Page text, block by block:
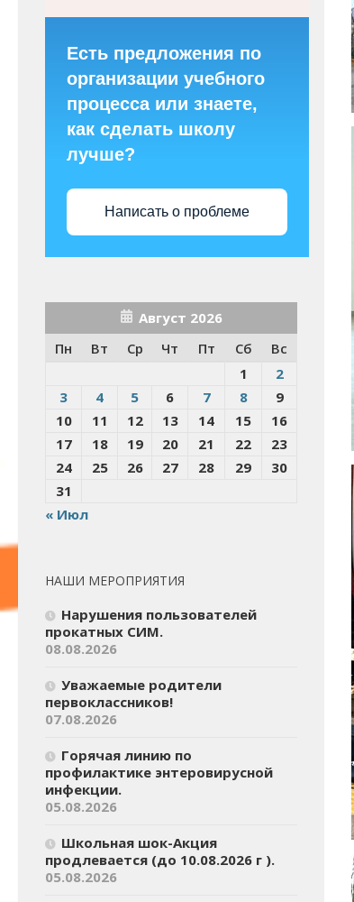
Есть предложения по
организации учебного
процесса или знаете,
как сделать школу
лучше?
Написать о проблеме
Август 2026
Пн
Вт Ср Чт Пт Сб
Вс
1
2
3
4 5 6 7 8
9
10
11 12 13 14 15
16
17
18 19 20 21 22
23
24
25 26 27 28 29
30
31
« Июл
НАШИ МЕРОПРИЯТИЯ
Нарушения пользователей
прокатных СИМ.
08.08.2026
Уважаемые родители
первоклассников!
07.08.2026
Горячая линию по
профилактике энтеровирусной
инфекции.
05.08.2026
Школьная шок-Акция
продлевается (до 10.08.2026 г ).
05.08.2026